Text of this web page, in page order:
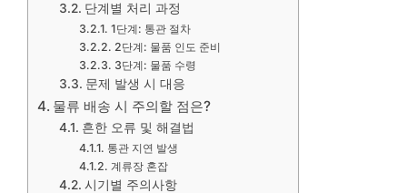
단계별 처리 과정
1단계: 통관 절차
2단계: 물품 인도 준비
3단계: 물품 수령
문제 발생 시 대응
물류 배송 시 주의할 점은?
흔한 오류 및 해결법
통관 지연 발생
계류장 혼잡
시기별 주의사항